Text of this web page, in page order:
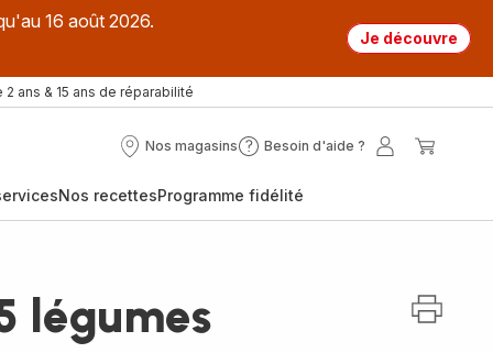
16 août 2026.
Je découvre
2 ans & 15 ans de réparabilité
Nos magasins
Nos
Besoin d'aide ?
Besoin
?
Mon
Nos recettesProgramme fidélité
légumes